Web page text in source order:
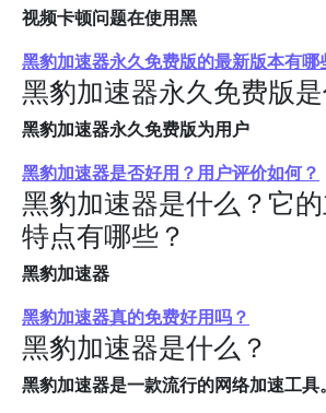
视频卡顿问题在使用黑
黑豹加速器永久免费版的最新版本有哪
黑豹加速器永久免费版是
黑豹加速器永久免费版为用户
黑豹加速器是否好用？用户评价如何？
黑豹加速器是什么？它
特点有哪些？
黑豹加速器
黑豹加速器真的免费好用吗？
黑豹加速器是什么？
黑豹加速器是一款流行的网络加速工具。